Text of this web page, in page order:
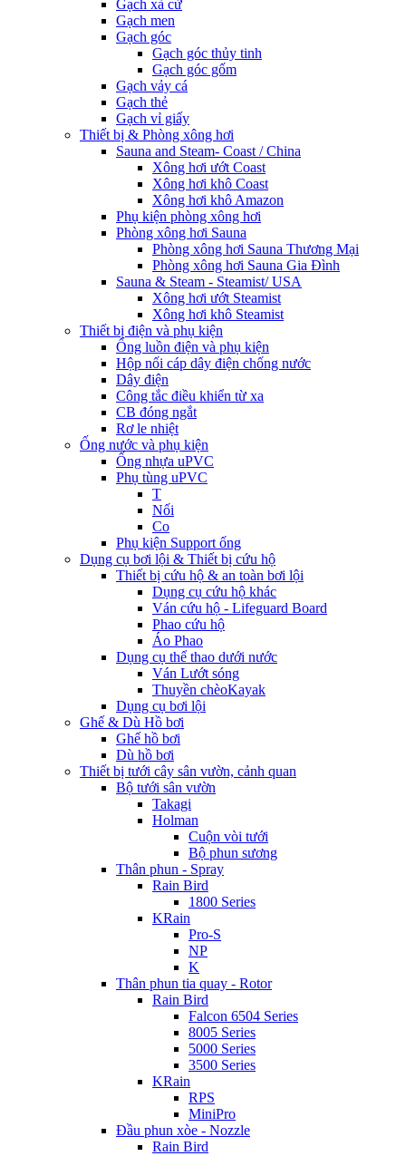
Gạch xà cừ
Gạch men
Gạch góc
Gạch góc thủy tinh
Gạch góc gốm
Gạch vảy cá
Gạch thẻ
Gạch vỉ giấy
Thiết bị & Phòng xông hơi
Sauna and Steam- Coast / China
Xông hơi ướt Coast
Xông hơi khô Coast
Xông hơi khô Amazon
Phụ kiện phòng xông hơi
Phòng xông hơi Sauna
Phòng xông hơi Sauna Thương Mại
Phòng xông hơi Sauna Gia Đình
Sauna & Steam - Steamist/ USA
Xông hơi ướt Steamist
Xông hơi khô Steamist
Thiết bị điện và phụ kiện
Ống luồn điện và phụ kiện
Hộp nối cáp dây điện chống nước
Dây điện
Công tắc điều khiển từ xa
CB đóng ngắt
Rơ le nhiệt
Ống nước và phụ kiện
Ống nhựa uPVC
Phụ tùng uPVC
T
Nối
Co
Phụ kiện Support ống
Dụng cụ bơi lội & Thiết bị cứu hộ
Thiết bị cứu hộ & an toàn bơi lội
Dụng cụ cứu hộ khác
Ván cứu hộ - Lifeguard Board
Phao cứu hộ
Áo Phao
Dụng cụ thể thao dưới nước
Ván Lướt sóng
Thuyền chèoKayak
Dụng cụ bơi lội
Ghế & Dù Hồ bơi
Ghế hồ bơi
Dù hồ bơi
Thiết bị tưới cây sân vườn, cảnh quan
Bộ tưới sân vườn
Takagi
Holman
Cuộn vòi tưới
Bộ phun sương
Thân phun - Spray
Rain Bird
1800 Series
KRain
Pro-S
NP
K
Thân phun tia quay - Rotor
Rain Bird
Falcon 6504 Series
8005 Series
5000 Series
3500 Series
KRain
RPS
MiniPro
Đầu phun xòe - Nozzle
Rain Bird